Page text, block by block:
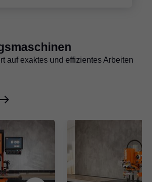
auf exaktes und effizientes Arbeiten